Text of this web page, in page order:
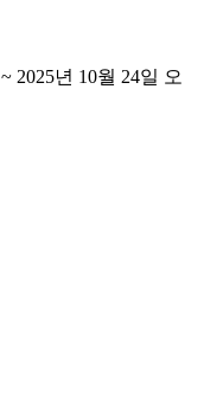
2025년 10월 24일 오